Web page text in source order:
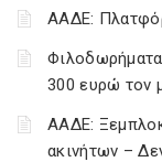
ΑΑΔΕ:
300 ευρώ τον
ΑΑΔΕ:
ακινήτων –